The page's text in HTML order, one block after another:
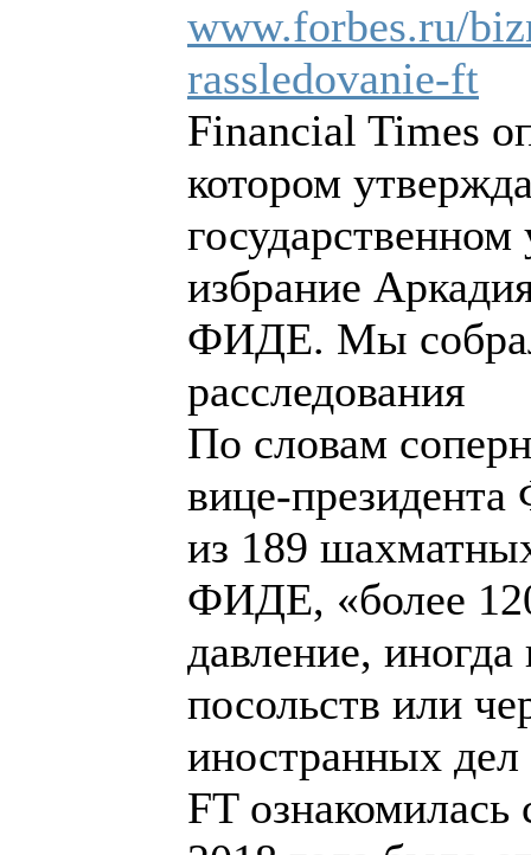
www.forbes.ru/
rassledovanie-ft
Financial Times
котором
избрание
ФИДЕ. Мы
расследования
По словам
вице-
из 189
ФИДЕ, «более
давление,
посольств или
иностранных дел
FT ознакомилась